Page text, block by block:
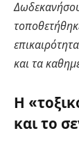
και τα
Η
και το